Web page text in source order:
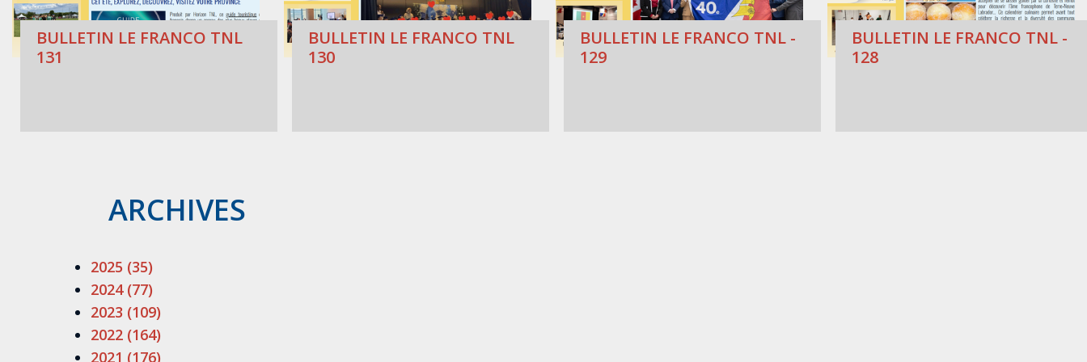
BULLETIN LE FRANCO TNL
131
BULLETIN LE FRANCO TNL
130
BULLETIN LE FRANCO TNL -
129
BULLETIN LE FRANCO TNL -
128
ARCHIVES
2025 (35)
2024 (77)
2023 (109)
2022 (164)
2021 (176)